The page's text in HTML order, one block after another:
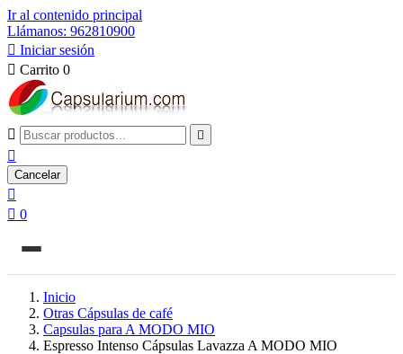
Ir al contenido principal
Llámanos: 962810900
 Iniciar sesión
 Carrito 0
 

Cancelar

 0
Inicio
Otras Cápsulas de café
Capsulas para A MODO MIO
Espresso Intenso Cápsulas Lavazza A MODO MIO